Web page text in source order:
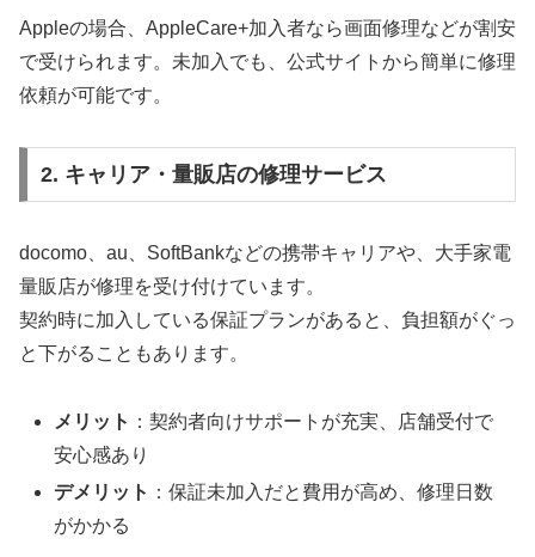
Appleの場合、AppleCare+加入者なら画面修理などが割安
で受けられます。未加入でも、公式サイトから簡単に修理
依頼が可能です。
2. キャリア・量販店の修理サービス
docomo、au、SoftBankなどの携帯キャリアや、大手家電
量販店が修理を受け付けています。
契約時に加入している保証プランがあると、負担額がぐっ
と下がることもあります。
メリット ：契約者向けサポートが充実、店舗受付で
安心感あり
デメリット ：保証未加入だと費用が高め、修理日数
がかかる